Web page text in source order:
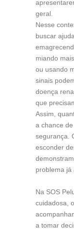
geral.
Nesse
buscar
miando
ou usando
sinais
doença
que
Assim,
a chance
segurança.
esconder
problema já
Na SOS
cuidadosa,
a tomar